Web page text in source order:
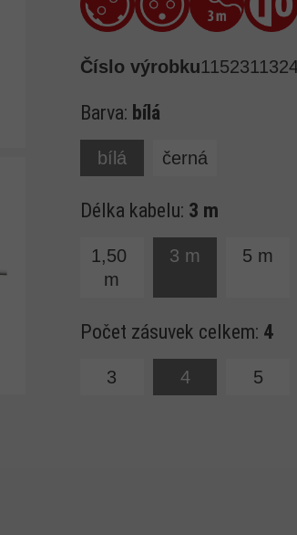
Číslo výrobku
Barva: bílá
bílá černá
Délka kabelu: 3 m
1,50
m
3 m 5 m
Počet zásuvek celkem: 4
3 4 5